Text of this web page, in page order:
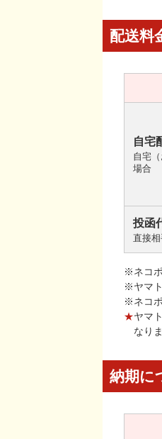
配送料
自宅
自宅
場合
投函
直接
※ネコ
※ヤマ
※ネコ
★ヤマ
なり
納期に